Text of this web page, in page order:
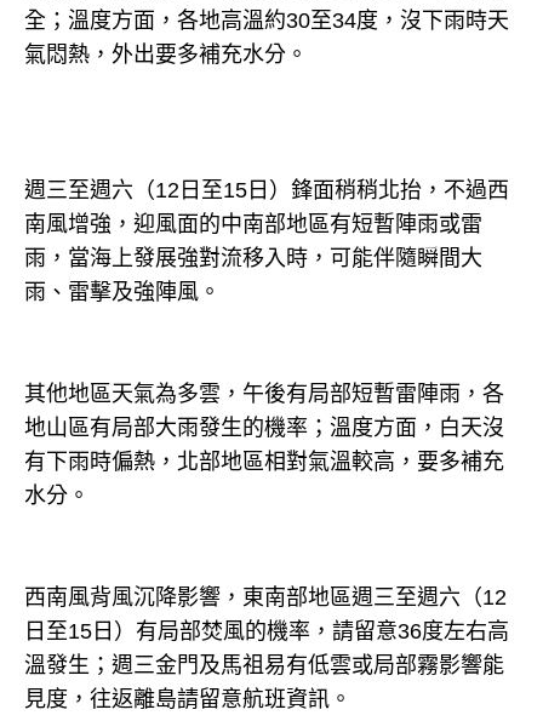
全；溫度方面，各地高溫約30至34度，沒下雨時天
氣悶熱，外出要多補充水分。
週三至週六（12日至15日）鋒面稍稍北抬，不過西
南風增強，迎風面的中南部地區有短暫陣雨或雷
雨，當海上發展強對流移入時，可能伴隨瞬間大
雨、雷擊及強陣風。
其他地區天氣為多雲，午後有局部短暫雷陣雨，各
地山區有局部大雨發生的機率；溫度方面，白天沒
有下雨時偏熱，北部地區相對氣溫較高，要多補充
水分。
西南風背風沉降影響，東南部地區週三至週六（12
日至15日）有局部焚風的機率，請留意36度左右高
溫發生；週三金門及馬祖易有低雲或局部霧影響能
見度，往返離島請留意航班資訊。